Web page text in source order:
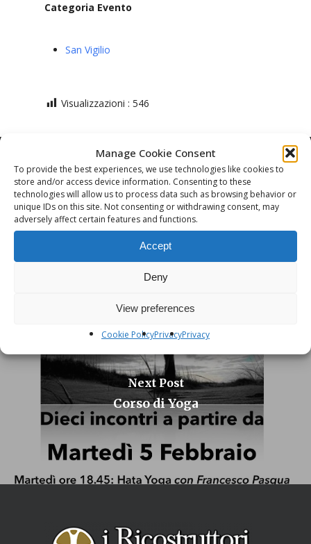
Manage Cookie Consent
To provide the best experiences, we use technologies like cookies to
store and/or access device information. Consenting to these
technologies will allow us to process data such as browsing behavior or
unique IDs on this site. Not consenting or withdrawing consent, may
adversely affect certain features and functions.
Accept
Deny
View preferences
Cookie PolicyPrivacyPrivacy
Categoria Evento
San Vigilio
Visualizzazioni : 546
Previous Post
Conferenza
Next Post
Corso di Yoga